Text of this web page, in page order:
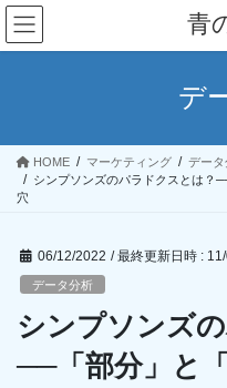
コ
ン
テ
ス
ナ
ビ
ゲ
ン
青
デ
HOME マーケティング
データ
シンプソンズのパラドクスとは？
穴
06/12/2022 / 最終更新日時 :
データ分析
シンプソンズ
──「部分」と